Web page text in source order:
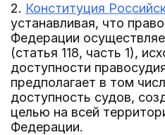
2. Конституция
устанавливая, что
Федерации
(статья 118, часть 1),
доступности
предполагает в том
доступность судов,
целью на всей
Федерации.